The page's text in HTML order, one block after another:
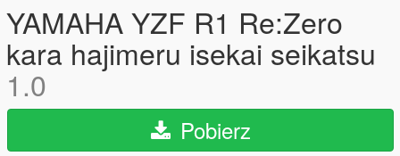
YAMAHA YZF R1 Re:Zero
kara hajimeru isekai seikatsu
1.0
Pobierz